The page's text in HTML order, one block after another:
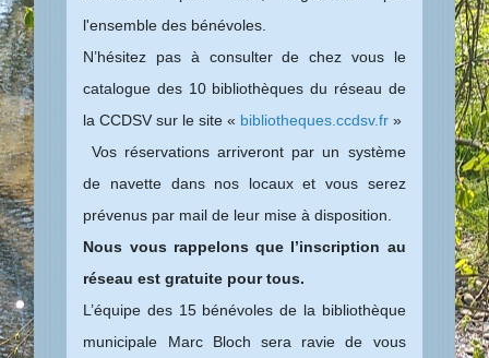
l'ensemble des bénévoles.
N’hésitez pas à consulter de chez vous le
catalogue des 10 bibliothèques du réseau de
la CCDSV sur le site « bibliotheques.ccdsv.fr »
Vos réservations arriveront par un système
de navette dans nos locaux et vous serez
prévenus par mail de leur mise à disposition.
Nous vous rappelons que l’inscription au
réseau est gratuite pour tous.
L’équipe des 15 bénévoles de la bibliothèque
municipale Marc Bloch sera ravie de vous